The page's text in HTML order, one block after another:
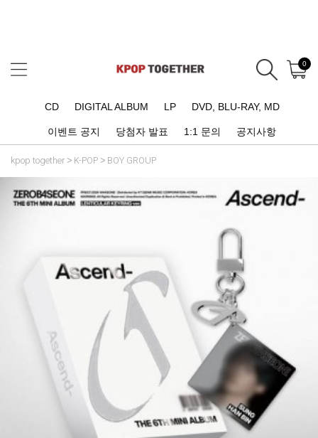
0
CD DIGITAL ALBUM LP DVD, BLU-RAY, MD
이벤트 공지 당첨자 발표 1:1 문의 공지사항
kpop together K-POP BOY GROUP